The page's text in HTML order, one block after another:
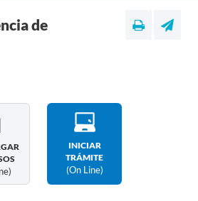
de
INICIAR
TRÁMITE
(on Line)